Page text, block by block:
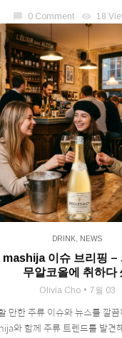
chat_bubble 0 Comment visibility 18
DRINK NEWS
mashija 이슈 브리핑 –
무알코올에 취하다
Olivia Cho 7월 03
만한 주류 이슈와 뉴스를 깔
와 함께 주류 트렌드를 발견